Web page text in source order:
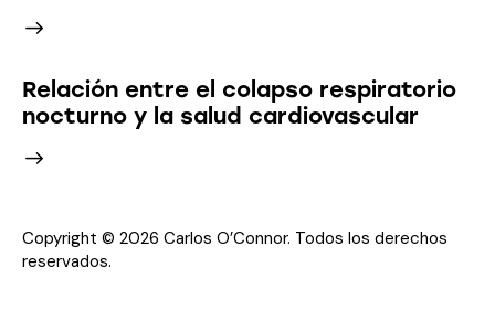
Relación entre el colapso respiratorio
nocturno y la salud cardiovascular
Copyright © 2026 Carlos O’Connor. Todos los derechos
reservados.